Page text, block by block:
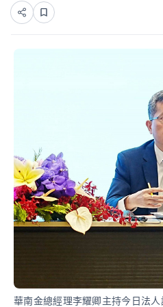
華南金總經理李耀卿主持今日法人